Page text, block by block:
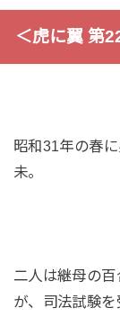
＜虎に翼 第
昭和31年の春
未。
二人は継母の
が、司法試験